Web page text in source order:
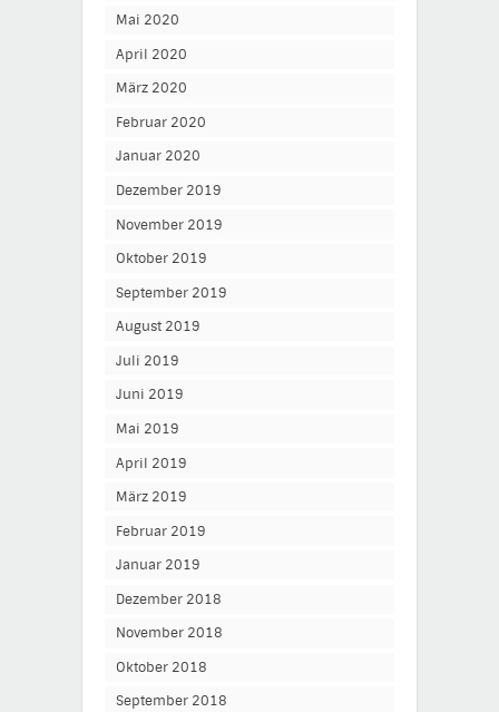
Mai 2020
April 2020
März 2020
Februar 2020
Januar 2020
Dezember 2019
November 2019
Oktober 2019
September 2019
August 2019
Juli 2019
Juni 2019
Mai 2019
April 2019
März 2019
Februar 2019
Januar 2019
Dezember 2018
November 2018
Oktober 2018
September 2018